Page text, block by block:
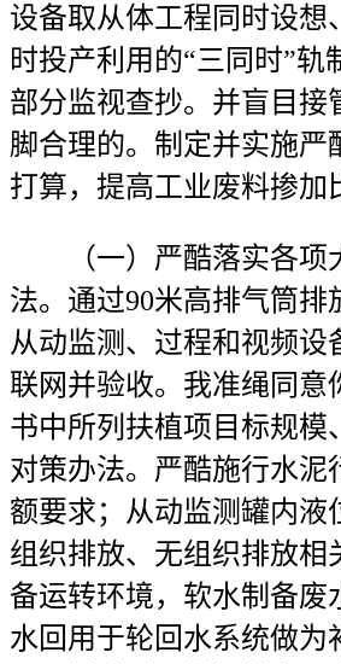
设备取从体工程同时设想
时投产利用的“三同时”轨
部分监视查抄。并盲目接
脚合理的。制定并实施严
打算，提高工业废料掺加
（一）严酷落实各项
法。通过90米高排气筒排
从动监测、过程和视频设
联网并验收。我准绳同意
书中所列扶植项目标规模
对策办法。严酷施行水泥
额要求；从动监测罐内液
组织排放、无组织排放相
备运转环境，软水制备废
水回用于轮回水系统做为